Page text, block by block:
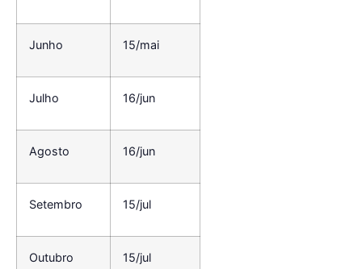
Junho 15/mai
Julho 16/jun
Agosto 16/jun
Setembro 15/jul
Outubro 15/jul